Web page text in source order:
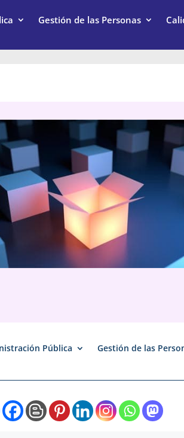
Gestión de las Personas
Pública Gestión de las